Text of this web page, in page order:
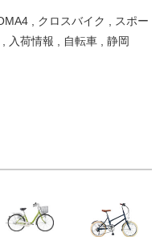
クロスバイク
スポー
入荷情報 自転車 静岡